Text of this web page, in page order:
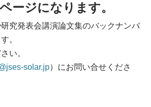
ージになります。
究発表会講演論文集のバックナンバ
。
い。
solar.jp）にお問い合せくださ